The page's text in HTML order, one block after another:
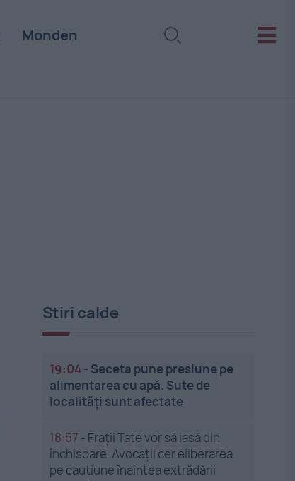
Monden
Stiri calde
19:04- Seceta pune presiune pe
alimentarea cu apă. Sute de
localități sunt afectate
18:57 - Frații Tate vor să iasă din
închisoare. Avocații cer eliberarea
pe cauțiune înaintea extrădării